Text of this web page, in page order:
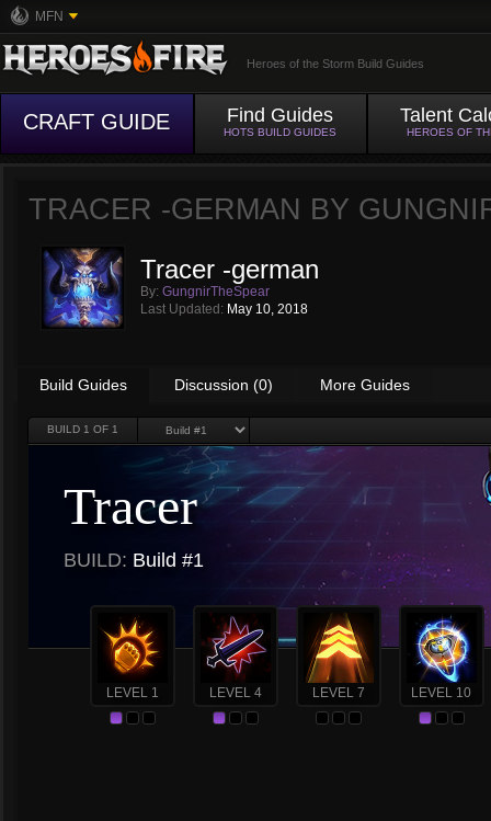
MFN
Heroes of the Storm Build Guides
CRAFT GUIDE Find Guides
HOTS BUILD GUIDES
Talent
HEROES OF
TRACER -GERMAN BY
Tracer -german
By: GungnirTheSpear
Last Updated: May 10, 2018
Build Guides Discussion (0) More Guides
BUILD 1 OF 1
Tracer
BUILD: Build #1
LEVEL 1 LEVEL 4 LEVEL 7 LEVEL 10